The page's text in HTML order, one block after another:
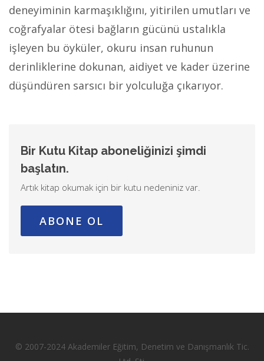
deneyiminin karmaşıklığını, yitirilen umutları ve
coğrafyalar ötesi bağların gücünü ustalıkla
işleyen bu öyküler, okuru insan ruhunun
derinliklerine dokunan, aidiyet ve kader üzerine
düşündüren sarsıcı bir yolculuğa çıkarıyor.
Bir Kutu Kitap aboneliğinizi şimdi
başlatın.
Artık kitap okumak için bir kutu nedeniniz var.
ABONE OL
© 2007-2024 Akademiler Eğitim, Denetim ve Danışmanlık Tic.